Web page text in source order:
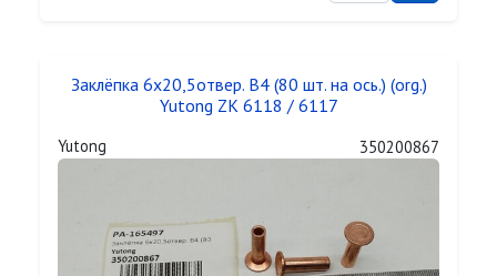
Заклёпка 6x20,5отвер. B4 (80 шт. на ось.) (org.)
Yutong ZK 6118 / 6117
Yutong 350200867